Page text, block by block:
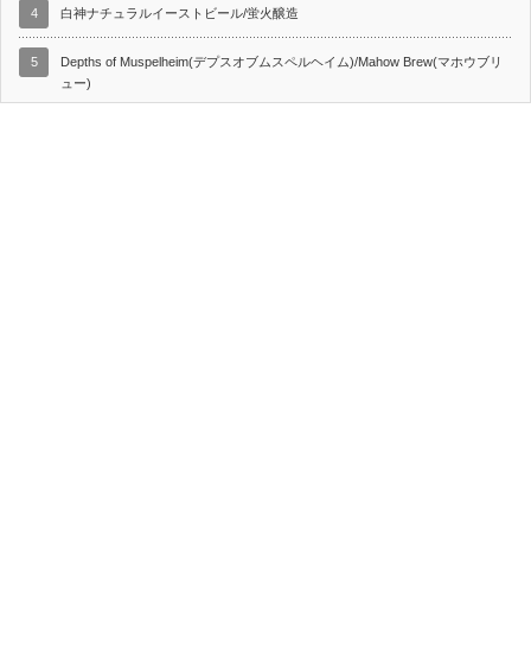
4 白神ナチュラルイーストビール/蛍火醸造
5
Depths of Muspelheim(デプスオブムスペルヘイム)/Mahow Brew(マホウブリ
ュー)